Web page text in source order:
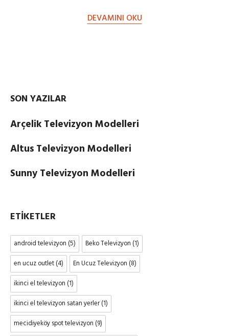
barındırmaya başladı. Bu…
DEVAMINI OKU
SON YAZILAR
Arçelik Televizyon Modelleri
Altus Televizyon Modelleri
Sunny Televizyon Modelleri
ETIKETLER
android televizyon (5) Beko Televizyon (1)
en ucuz outlet(4) En Ucuz Televizyon (8)
ikinci el televizyon (1)
ikinci el televizyon satan yerler(1)
mecidiyeköy spot televizyon (9)